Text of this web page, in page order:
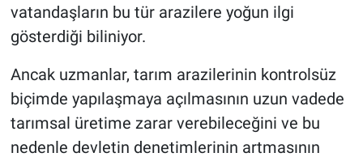
vatandaşların bu tür arazilere yoğun ilgi
gösterdiği biliniyor.
Ancak uzmanlar, tarım arazilerinin kontrolsüz
biçimde yapılaşmaya açılmasının uzun vadede
tarımsal üretime zarar verebileceğini ve bu
nedenle devletin denetimlerinin artmasının